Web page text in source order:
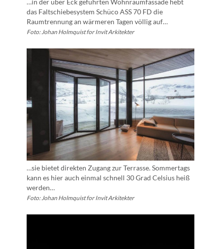
das Faltschiebesystem Schüco ASS 70 FD die
Raumtrennung an wärmeren Tagen völlig auf…
Foto: Johan Holmquist for Invit Arkitekter
…sie bietet direkten Zugang zur Terrasse. Sommertags
kann es hier auch einmal schnell 30 Grad Celsius heiß
werden…
Foto: Johan Holmquist for Invit Arkitekter